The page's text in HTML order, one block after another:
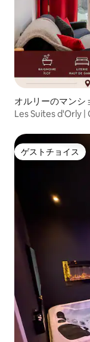
オルリーのマンシ
Les Suites d'Orly |
ゲストチョイス
ゲストチョイス